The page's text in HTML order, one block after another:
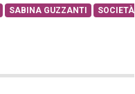
SABINA GUZZANTI
SOCIETÀ